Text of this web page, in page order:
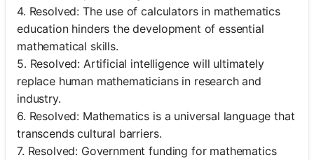
4. Resolved: The use of calculators in mathematics
education hinders the development of essential
mathematical skills.
5. Resolved: Artificial intelligence will ultimately
replace human mathematicians in research and
industry.
6. Resolved: Mathematics is a universal language that
transcends cultural barriers.
7. Resolved: Government funding for mathematics